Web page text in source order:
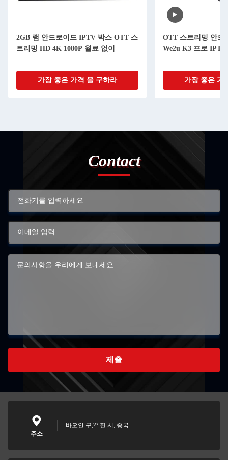
2GB 램 안드로이드 IPTV 박스 OTT 스
트리밍 HD 4K 1080P 월료 없이
가장 좋은 가격 을 구하라
OTT 스트리밍 안드
We2u K3 프로
가장 좋은 가
Contact
제출
주소
바오안 구,?? 진 시, 중국